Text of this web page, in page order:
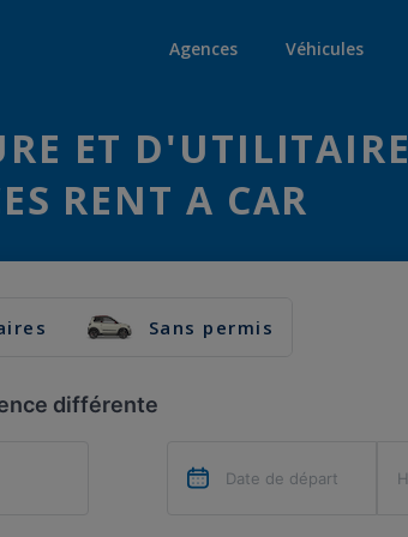
Agences Véhicules
ET D'UTILITAIRE
RENT A CAR
Sans permis
différente